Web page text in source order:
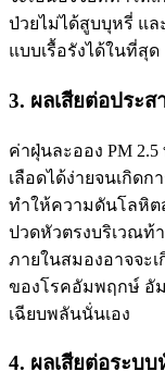
ป่วยไม่ได้สูบบุหรี่ แล
แบบเรื้อรังได้ในที่สุด
3. ผลเสียต่อประ
ค่าฝุ่นละออง PM
เลือดได้ง่ายจนเกิด
ทำให้ความดันโลหิต
ปวดหัวตรงบริเวณท้
ภายในสมองอาจจะ
ของโรคอัมพฤกษ์ อั
เฉียบพลันนั่นเอง
4. ผลเสียต่อระบ